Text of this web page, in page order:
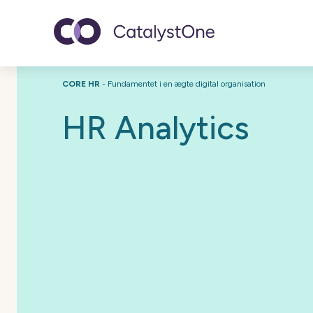
Toggle navigation
CORE HR - Fundamentet i en ægte digital organisation
HR Analytics